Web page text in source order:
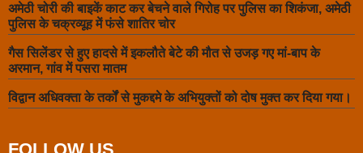
अमेठी चोरी की बाइकें काट कर बेचने वाले गिरोह पर पुलिस का शिकंजा, अमेठी
पुलिस के चक्रव्यूह में फंसे शातिर चोर
गैस सिलेंडर से हुए हादसे में इकलौते बेटे की मौत से उजड़ गए मां-बाप के
अरमान, गांव में पसरा मातम
विद्वान अधिवक्ता के तर्कों से मुकद्दमे के अभियुक्तों को दोष मुक्त कर दिया गया।